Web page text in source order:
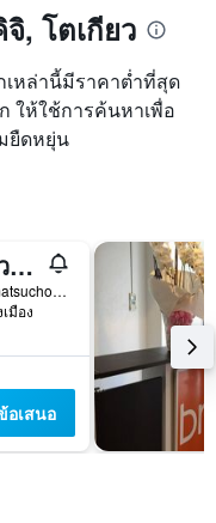
, โตเกียว
หล่านี้มีราคาต่ำที่สุด
ให้ใช้การค้นหาเพื่อ
ยืดหยุ่น
9h ไนน์ อาวส์ ฮามามัตสึโช
Minato-ku Hamamatsucho 1-25-20, โตเกียว, ญี่ปุ่น
มือง
อเสนอ